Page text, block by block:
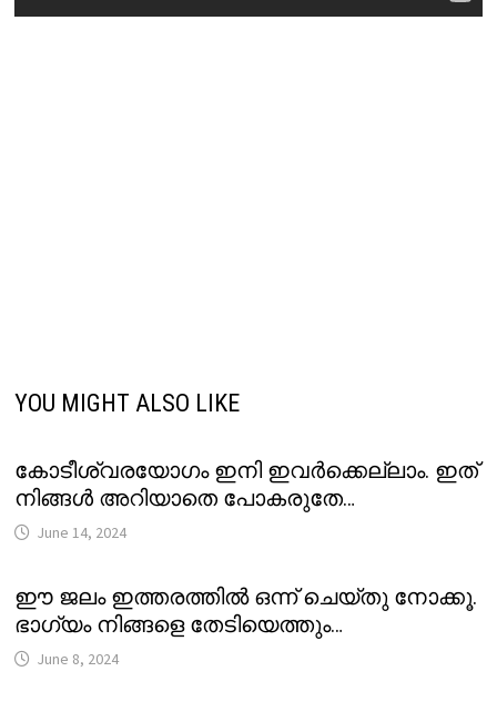
YOU MIGHT ALSO LIKE
കോടീശ്വരയോഗം ഇനി ഇവർക്കെല്ലാം. ഇത്
നിങ്ങൾ അറിയാതെ പോകരുതേ…
June 14, 2024
ഈ ജലം ഇത്തരത്തിൽ ഒന്ന് ചെയ്തു നോക്കൂ.
ഭാഗ്യം നിങ്ങളെ തേടിയെത്തും…
June 8, 2024